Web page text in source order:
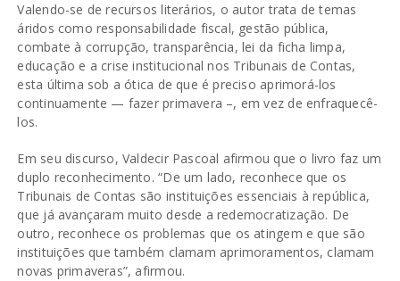
Valendo-se de recursos literários, o autor trata de temas
áridos como responsabilidade fiscal, gestão pública,
combate à corrupção, transparência, lei da ficha limpa,
educação e a crise institucional nos Tribunais de Contas,
esta última sob a ótica de que é preciso aprimorá-los
continuamente — fazer primavera –, em vez de enfraquecê-
los.
Em seu discurso, Valdecir Pascoal afirmou que o livro faz um
duplo reconhecimento. “De um lado, reconhece que os
Tribunais de Contas são instituições essenciais à república,
que já avançaram muito desde a redemocratização. De
outro, reconhece os problemas que os atingem e que são
instituições que também clamam aprimoramentos, clamam
novas primaveras”, afirmou.